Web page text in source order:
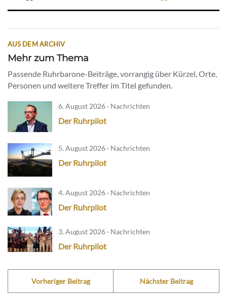
AUS DEM ARCHIV
Mehr zum Thema
Passende Ruhrbarone-Beiträge, vorrangig über Kürzel, Orte,
Personen und weitere Treffer im Titel gefunden.
6. August 2026 · Nachrichten
Der Ruhrpilot
5. August 2026 · Nachrichten
Der Ruhrpilot
4. August 2026 · Nachrichten
Der Ruhrpilot
3. August 2026 · Nachrichten
Der Ruhrpilot
Vorheriger Beitrag Nächster Beitrag